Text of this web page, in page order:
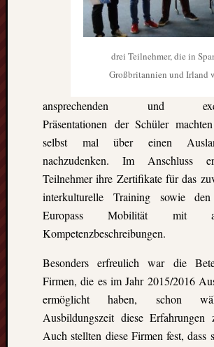
drei Teilnehmer, die in
Großbritannien und Irland
ansprechenden und
Präsentationen der Schüler
selbst mal über einen
nachzudenken. Im Anschluss
Teilnehmer ihre Zertifikate für das
interkulturelle Training sowie den
Europass Mobilität mit
Kompetenzbeschreibungen.
Besonders erfreulich war die
Firmen, die es im Jahr 2015/2016
ermöglicht haben, schon
Ausbildungszeit diese Erfahrungen
Auch stellten diese Firmen fest, dass